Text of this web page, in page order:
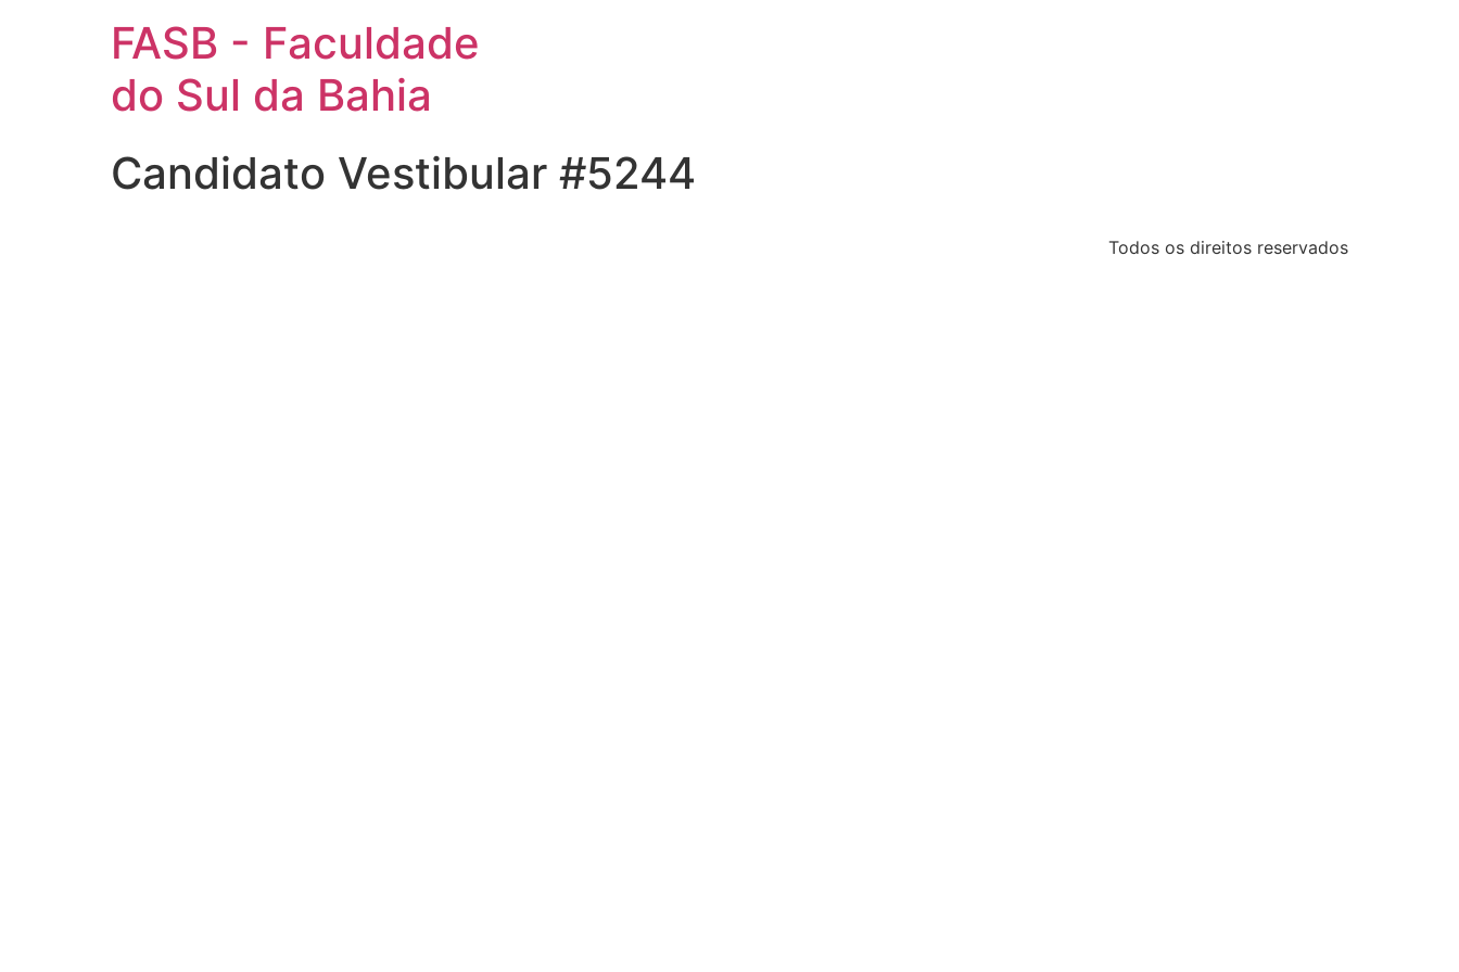
FASB - Faculdade
do Sul da Bahia
Candidato Vestibular #5244
Todos os direitos reservados